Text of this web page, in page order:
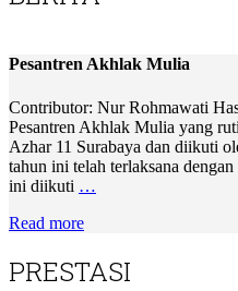
Pesantren Akhlak Mulia
Contributor: Nur Rohmawati
Pesantren Akhlak Mulia yang
Azhar 11 Surabaya dan diikuti
tahun ini telah terlaksana
ini diikuti …
Read more
PRESTASI